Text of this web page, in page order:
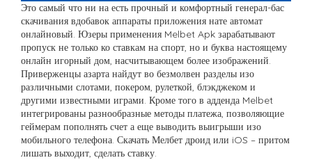
Это самый что ни на есть прочный и комфортный генерал-бас
скачивания вдобавок аппараты приложения нате автомат
онлайновый. Юзеры применения Melbet Apk зарабатывают
пропуск не только ко ставкам на спорт, но и буква настоящему
онлайн игорный дом, насчитывающем более изображений.
Приверженцы азарта найдут во безмолвен разделы изо
различными слотами, покером, рулеткой, блэкджеком и
другими известными играми. Кроме того в адденда Melbet
интегрированы разнообразные методы платежа, позволяющие
геймерам пополнять счет а еще выводить выигрыши изо
мобильного телефона. Скачать Мелбет дроид или iOS – притом
лишать выходит, сделать ставку.